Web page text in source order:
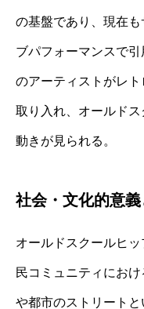
の基盤であり、現在
ブパフォーマンスで
のアーティストがレ
取り入れ、オールド
動きが見られる。
社会・文化的意
オールドスクールヒ
民コミュニティにお
や都市のストリート